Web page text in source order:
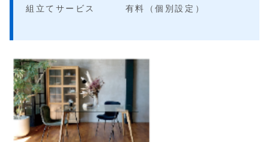
組立てサービス 有料（個別設定）